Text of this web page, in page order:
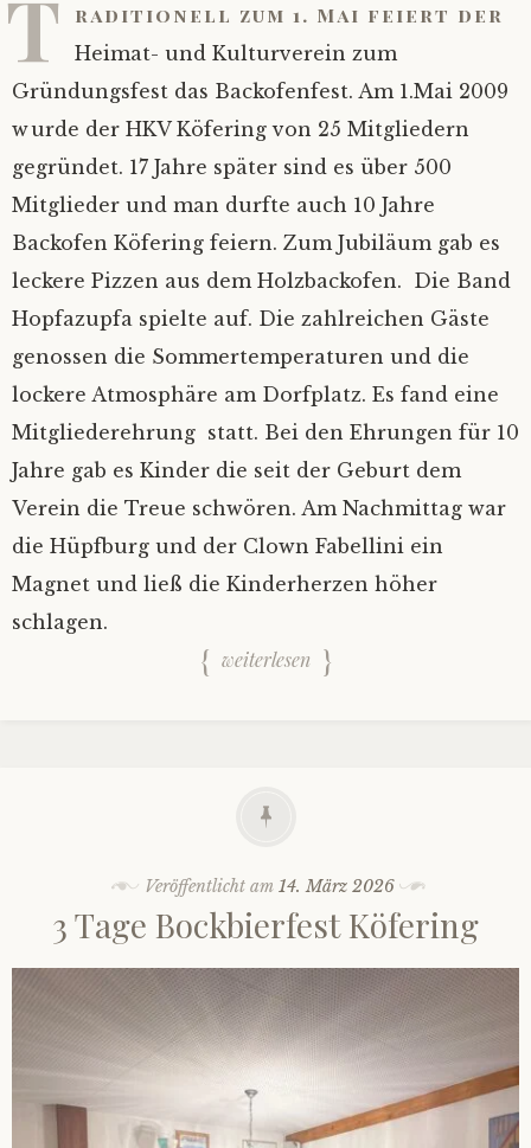
T raditionell zum 1. Mai feiert der
Heimat- und Kulturverein zum
Gründungsfest das Backofenfest. Am 1.Mai 2009
wurde der HKV Köfering von 25 Mitgliedern
gegründet. 17 Jahre später sind es über 500
Mitglieder und man durfte auch 10 Jahre
Backofen Köfering feiern. Zum Jubiläum gab es
leckere Pizzen aus dem Holzbackofen. Die Band
Hopfazupfa spielte auf. Die zahlreichen Gäste
genossen die Sommertemperaturen und die
lockere Atmosphäre am Dorfplatz. Es fand eine
Mitgliederehrung statt. Bei den Ehrungen für 10
Jahre gab es Kinder die seit der Geburt dem
Verein die Treue schwören. Am Nachmittag war
die Hüpfburg und der Clown Fabellini ein
Magnet und ließ die Kinderherzen höher
schlagen.
weiterlesen
Veröffentlicht am 14. März 2026
3 Tage Bockbierfest Köfering